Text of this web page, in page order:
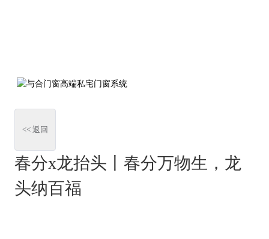
<< 返回
春分x龙抬头丨春分万物生，龙
头纳百福